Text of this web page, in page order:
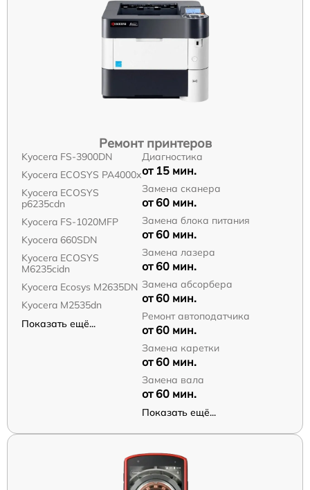
Ремонт принтеров
Kyocera FS-3900DN
Kyocera ECOSYS PA4000x
Kyocera ECOSYS
p6235cdn
Kyocera FS-1020MFP
Kyocera 660SDN
Kyocera ECOSYS
M6235cidn
Kyocera Ecosys M2635DN
Kyocera M2535dn
Показать ещё...
Диагностика
от 15 мин.
Замена сканера
от 60 мин.
Замена блока питания
от 60 мин.
Замена лазера
от 60 мин.
Замена абсорбера
от 60 мин.
Ремонт автоподатчика
от 60 мин.
Замена каретки
от 60 мин.
Замена вала
от 60 мин.
Показать ещё...